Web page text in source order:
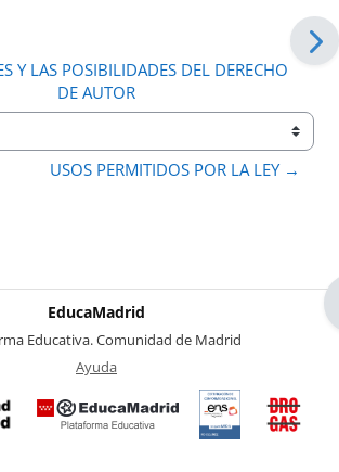
Y LAS POSIBILIDADES DEL DERECHO
DE AUTOR
USOS PERMITIDOS POR LA LEY →
EducaMadrid
Educativa. Comunidad de Madrid
Ayuda
Certificación
de
conformidad
con el del